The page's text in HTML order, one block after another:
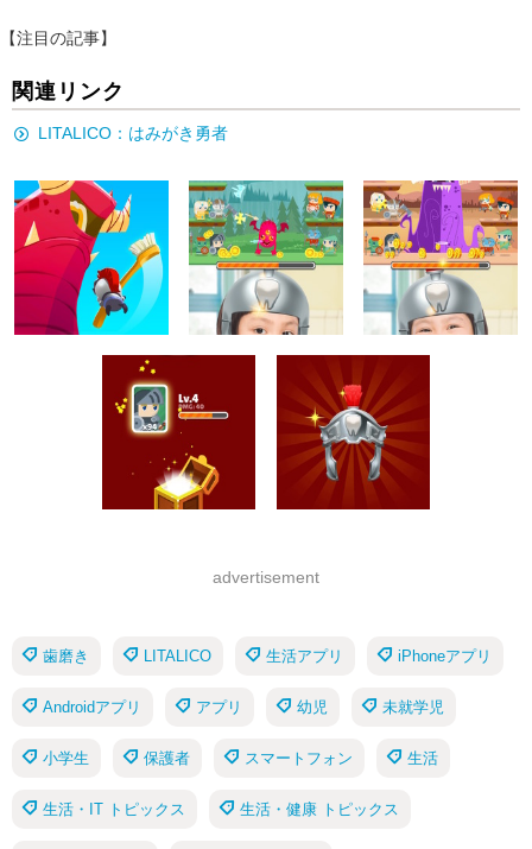
【注目の記事】
関連リンク
LITALICO：はみがき勇者
advertisement
歯磨き LITALICO 生活アプリ iPhoneアプリ
Androidアプリ アプリ 幼児 未就学児
小学生 保護者 スマートフォン 生活
生活・IT トピックス 生活・健康 トピックス